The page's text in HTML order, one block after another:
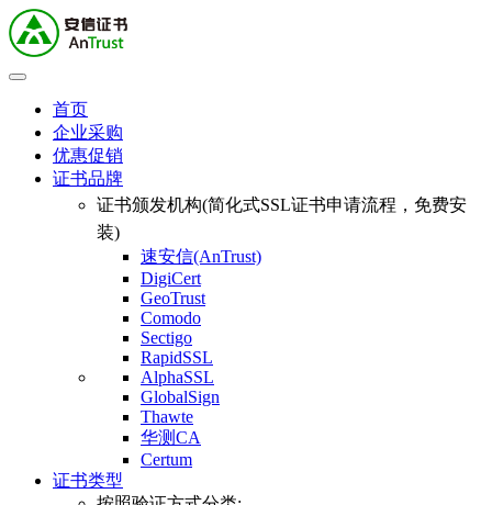
首页
企业采购
优惠促销
证书品牌
证书颁发机构(简化式SSL证书申请流程，免费安
装)
速安信(AnTrust)
DigiCert
GeoTrust
Comodo
Sectigo
RapidSSL
AlphaSSL
GlobalSign
Thawte
华测CA
Certum
证书类型